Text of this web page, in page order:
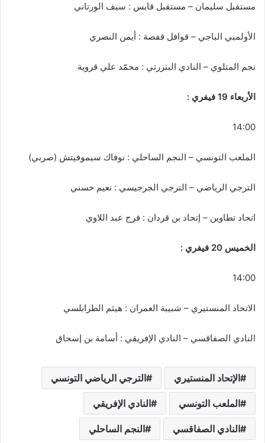
مستقبل سليمان – مستقبل قابس : سيف الورتاني
الأولمبي الباجي – قوافل قفصة : أيمن النصري
نجم المتلوي – النادي البنزرتي : محمّد علي قروية
الأربعاء 19 فيفري :
14:00
الملعب التونسي – النجم الساحلي : نوفاك سيموفيتش (صربي)
الترجي الرياضي – الترجي الجرجيسي : نعيم حسني
اتحاد تطاوين – إتحاد بن قردان : فرج عبد اللاوي
الخميس 20 فيفري :
14:00
الاتحاد المنستيري – شبيبة العمران : هيثم الطرابلسي
النادي الصفاقسي – النادي الإفريقي : أسامة بن إسحاق
الإتحاد المنستيري الترجي الرياضي التونسي
الملعب التونسي النادي الإفريقي
النادي الصفاقسي النجم الساحلي